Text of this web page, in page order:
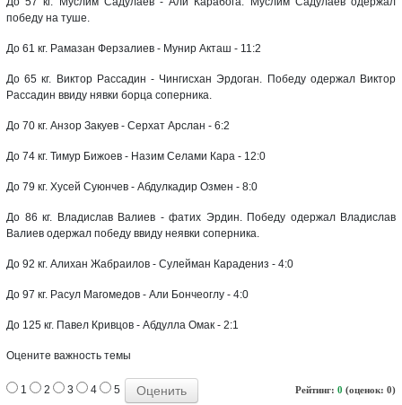
победу на туше.
До 61 кг. Рамазан Ферзалиев - Мунир Акташ - 11:2
До 65 кг. Виктор Рассадин - Чингисхан Эрдоган. Победу одержал Виктор
Рассадин ввиду нявки борца соперника.
До 70 кг. Анзор Закуев - Серхат Арслан - 6:2
До 74 кг. Тимур Бижоев - Назим Селами Кара - 12:0
До 79 кг. Хусей Суюнчев - Абдулкадир Озмен - 8:0
До 86 кг. Владислав Валиев - фатих Эрдин. Победу одержал Владислав
Валиев одержал победу ввиду неявки соперника.
До 92 кг. Алихан Жабраилов - Сулейман Карадениз - 4:0
До 97 кг. Расул Магомедов - Али Бончеоглу - 4:0
До 125 кг. Павел Кривцов - Абдулла Омак - 2:1
Оцените важность темы
Рейтинг: 0 (оценок: 0)
1 2 3 4 5